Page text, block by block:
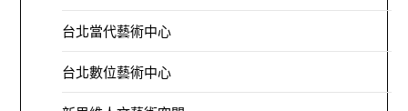
台北當代藝術中心
台北數位藝術中心